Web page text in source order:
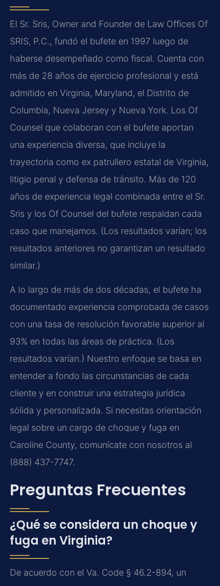
El Sr. Sris, Owner and Founder de Law Offices Of
SRIS, P.C., fundó el bufete en 1997 luego de
haberse desempeñado como fiscal. Cuenta con
más de 28 años de ejercicio profesional y está
admitido en Virginia, Maryland, el Distrito de
Columbia, Nueva Jersey y Nueva York. Los Of
Counsel que colaboran con el bufete aportan
una experiencia diversa, que incluye la
trayectoria como ex patrullero estatal de Virginia,
litigio penal y defensa de tránsito. Más de 120
años de experiencia legal combinada entre el Sr.
Sris y los Of Counsel del bufete respaldan cada
caso que manejamos. (Los resultados varían; los
resultados anteriores no garantizan un resultado
similar.)
A lo largo de más de dos décadas, el bufete ha
documentado experiencia comprobada de casos
con una tasa de resolución favorable superior al
93% en todas las áreas de práctica. (Los
resultados varían.) Nuestro enfoque se basa en
entender a fondo las circunstancias de cada
cliente y en construir una estrategia jurídica
sólida y personalizada. Si necesitas orientación
legal sobre un cargo de choque y fuga en
Caroline County, comunícate con nosotros al
(888) 437-7747.
Preguntas Frecuentes
¿Qué se considera un choque y
fuga en Virginia?
De acuerdo con el Va. Code § 46.2-894, un